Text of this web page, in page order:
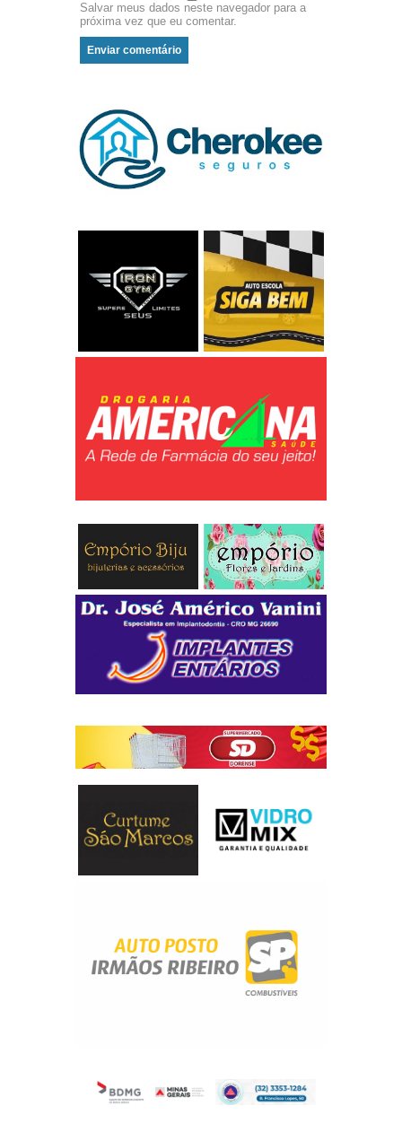
Salvar meus dados neste navegador para a
próxima vez que eu comentar.